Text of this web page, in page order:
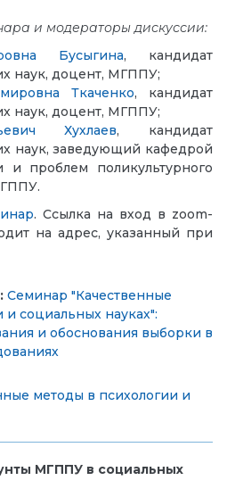
и модераторы дискуссии:
Бусыгина, кандидат
наук, доцент, МГППУ;
Ткаченко, кандидат
наук, доцент, МГППУ;
Хухлаев, кандидат
наук, заведующий кафедрой
и проблем поликультурного
. Ссылка на вход в zoom-
на адрес, указанный при
Семинар "Качественные
социальных науках":
и обоснования выборки в
методы в психологии и
МГППУ в социальных